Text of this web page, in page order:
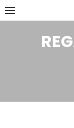
Skip
to